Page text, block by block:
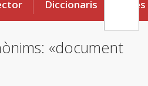
Diccionaris Eines
«document